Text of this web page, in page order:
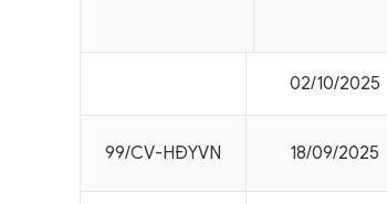
02/10/2025
99/CV-HÐYVN 18/09/2025